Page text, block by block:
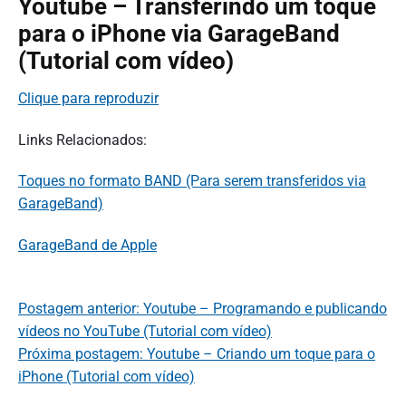
Youtube – Transferindo um toque
para o iPhone via GarageBand
(Tutorial com vídeo)
Clique para reproduzir
Links Relacionados:
Toques no formato BAND (Para serem transferidos via
GarageBand)
GarageBand de Apple
Postagem anterior: Youtube – Programando e publicando
vídeos no YouTube (Tutorial com vídeo)
Próxima postagem: Youtube – Criando um toque para o
iPhone (Tutorial com vídeo)